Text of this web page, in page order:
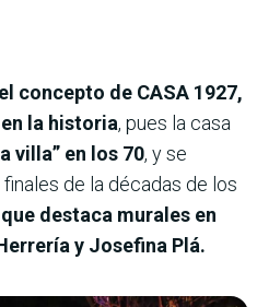
el concepto de CASA 1927,
la historia, pues la casa
villa” en los 70, y se
de la décadas de los
destaca murales en
y Josefina Plá.